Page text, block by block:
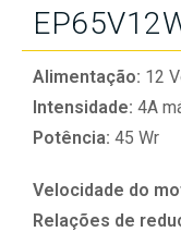
Alimentação: 12
Intensidade: 4A
Potência: 45 Wr
Velocidade do
Relações de